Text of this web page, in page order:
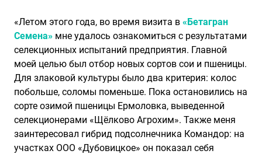
«Летом этого года, во время визита в «Бетагран
Семена» мне удалось ознакомиться с результатами
селекционных испытаний предприятия. Главной
моей целью был отбор новых сортов сои и пшеницы.
Для злаковой культуры было два критерия: колос
побольше, соломы поменьше. Пока остановились на
сорте озимой пшеницы Ермоловка, выведенной
селекционерами «Щёлково Агрохим». Также меня
заинтересовал гибрид подсолнечника Командор: на
участках ООО «Дубовицкое» он показал себя